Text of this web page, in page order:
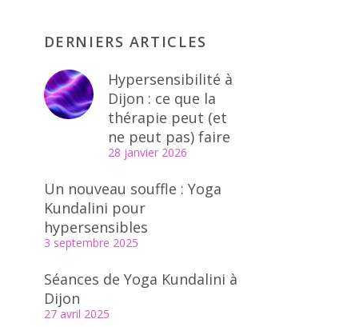
DERNIERS ARTICLES
Hypersensibilité à
Dijon : ce que la
thérapie peut (et
ne peut pas) faire
28 janvier 2026
Un nouveau souffle : Yoga
Kundalini pour
hypersensibles
3 septembre 2025
Séances de Yoga Kundalini à
Dijon
27 avril 2025